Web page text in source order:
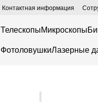
Контактная информация
ТелескопыМикроскопы
ФотоловушкиЛазерные